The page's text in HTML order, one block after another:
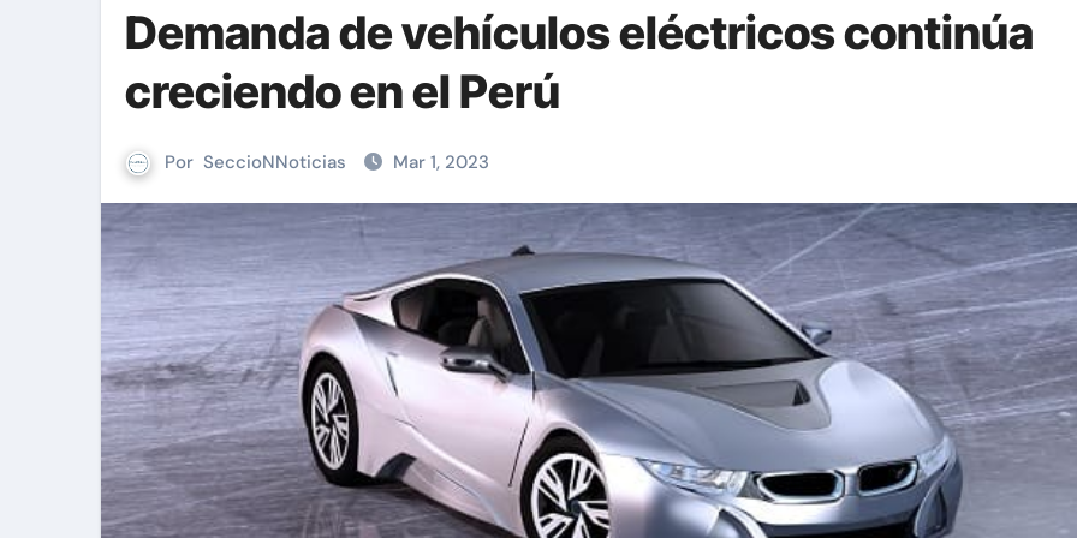
Demanda de vehículos eléctricos continúa
creciendo en el Perú
Por SeccioNNoticias Mar 1, 2023